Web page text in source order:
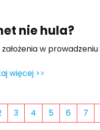
nie hula?
założenia w
więcej >>
3 4 5 6 7